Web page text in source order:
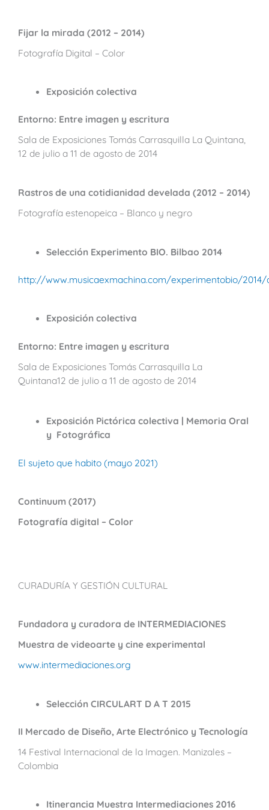
Fijar la mirada (2012 – 2014)
Fotografía Digital – Color
Exposición colectiva
Entorno: Entre imagen y escritura
Sala de Exposiciones Tomás Carrasquilla La Quintana,
12 de julio a 11 de agosto de 2014
Rastros de una cotidianidad develada (2012 – 2014)
Fotografía estenopeica – Blanco y negro
Selección Experimento BIO. Bilbao 2014
http://www.musicaexmachina.com/experimentobio/
Exposición colectiva
Entorno: Entre imagen y escritura
Sala de Exposiciones Tomás Carrasquilla La
Quintana12 de julio a 11 de agosto de 2014
Exposición Pictórica colectiva | Memoria Oral
y Fotográfica
El sujeto que habito (mayo 2021)
Continuum (2017)
Fotografía digital – Color
CURADURÍA Y GESTIÓN CULTURAL
Fundadora y curadora de INTERMEDIACIONES
Muestra de videoarte y cine experimental
www.intermediaciones.org
Selección CIRCULART D A T 2015
II Mercado de Diseño, Arte Electrónico y Tecnología
14 Festival Internacional de la Imagen. Manizales –
Colombia
Itinerancia Muestra Intermediaciones 2016